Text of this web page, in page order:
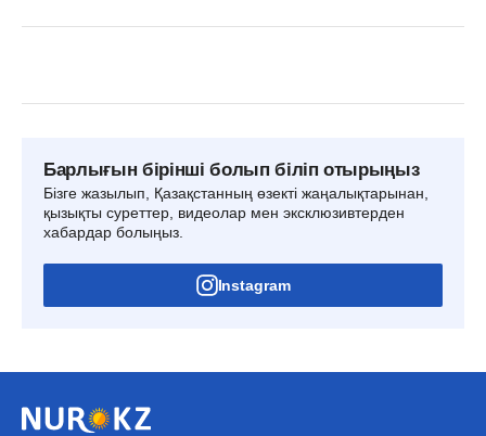
Барлығын бірінші болып біліп отырыңыз
Бізге жазылып, Қазақстанның өзекті жаңалықтарынан,
қызықты суреттер, видеолар мен эксклюзивтерден
хабардар болыңыз.
Instagram